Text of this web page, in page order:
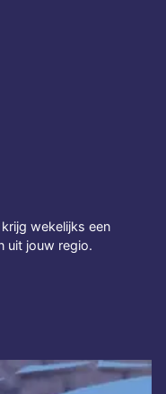
wekelijks een
uit jouw regio.